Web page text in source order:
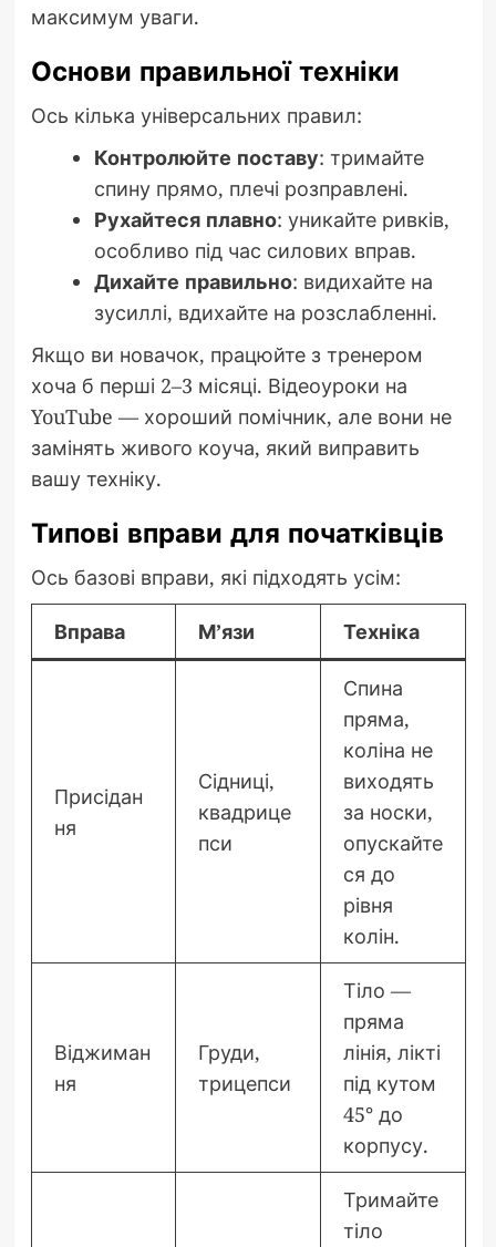
максимум уваги.
Основи правильної техніки
Ось кілька універсальних правил:
Контролюйте поставу: тримайте
спину прямо, плечі розправлені.
Рухайтеся плавно: уникайте ривків,
особливо під час силових вправ.
Дихайте правильно: видихайте на
зусиллі, вдихайте на розслабленні.
Якщо ви новачок, працюйте з тренером
хоча б перші 2–3 місяці. Відеоуроки на
YouTube — хороший помічник, але вони не
замінять живого коуча, який виправить
вашу техніку.
Типові вправи для початківців
Ось базові вправи, які підходять усім:
Вправа М’язи Техніка
Присідан
ня
Сідниці,
квадрице
пси
Спина
пряма,
коліна не
виходять
за носки,
опускайте
ся до
рівня
колін.
Віджиман
ня
Груди,
трицепси
Тіло —
пряма
лінія, лікті
під кутом
45° до
корпусу.
Тримайте
тіло